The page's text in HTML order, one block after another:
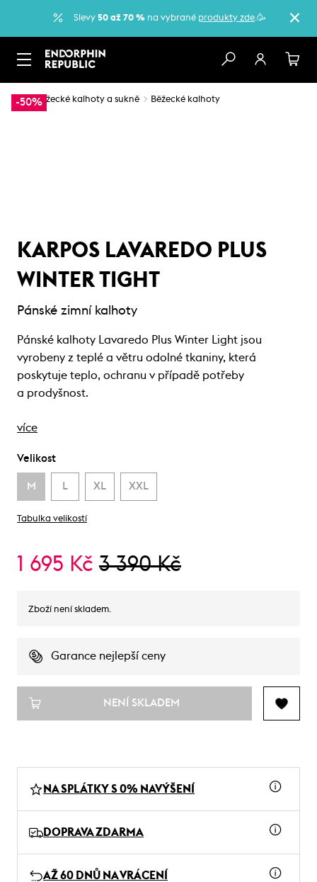
Slevy 50 až 70 % na vybrané produkty zde.🥳
-50%
… Běžecké kalhoty a sukně Běžecké kalhoty
KARPOS LAVAREDO PLUS
WINTER TIGHT
Pánské zimní kalhoty
Pánské kalhoty Lavaredo Plus Winter Light jsou
vyrobeny z teplé a větru odolné tkaniny, která
poskytuje teplo, ochranu v případě potřeby
a prodyšnost.
více
Velikost
M L XL XXL
Tabulka velikostí
1 695 Kč 3 390 Kč
Zboží není skladem.
Garance nejlepší ceny
NENÍ SKLADEM
NA SPLÁTKY S 0% NAVÝŠENÍ
DOPRAVA ZDARMA
AŽ 60 DNŮ NA VRÁCENÍ